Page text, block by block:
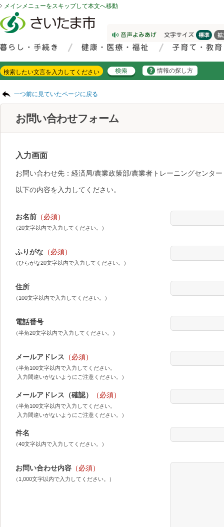
メインメニューをスキップして本文へ移動
情報の探し方
一つ前に見ていたページに戻る
お問い合わせフォーム
入力画面
お問い合わせ先：経済局/農業政策部/農業者トレーニングセンター
以下の内容を入力してください。
お名前 （必須）
（20文字以内で入力してください。）
ふりがな （必須）
（ひらがな20文字以内で入力してください。）
住所
（100文字以内で入力してください。）
電話番号
（半角20文字以内で入力してください。）
メールアドレス （必須）
（半角100文字以内で入力してください。
入力間違いがないようにご注意ください。）
メールアドレス（確認） （必須）
（半角100文字以内で入力してください。
入力間違いがないようにご注意ください。）
件名
（40文字以内で入力してください。）
お問い合わせ内容 （必須）
（1,000文字以内で入力してください。）